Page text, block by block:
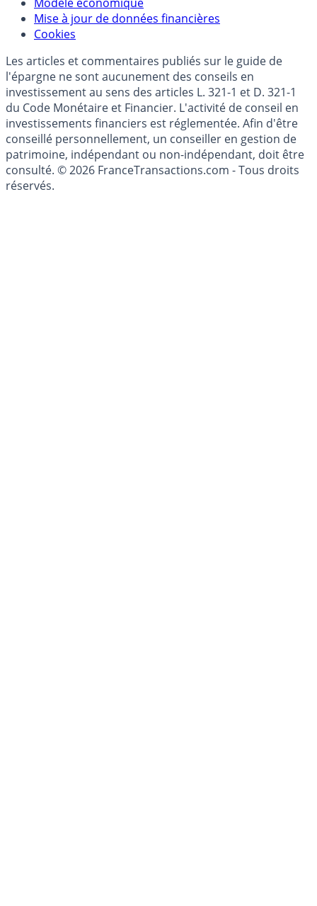
Données)
Modèle économique
Cookies
Les articles et commentaires publiés sur le guide de
l'épargne ne sont aucunement des conseils en
investissement au sens des articles L. 321-1 et D. 321-1
du Code Monétaire et Financier. L'activité de conseil en
investissements financiers est réglementée. Afin d'être
conseillé personnellement, un conseiller en gestion de
patrimoine, indépendant ou non-indépendant, doit être